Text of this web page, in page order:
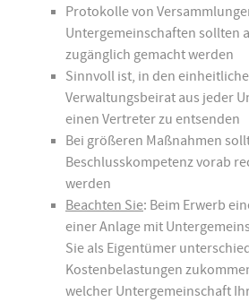
Protokolle von
Untergemeinschaften sollten
zugänglich gemacht werden
Sinnvoll ist, in den
Verwaltungsbeirat aus jeder
einen Vertreter zu entsenden
Bei größeren Maßnahmen
Beschlusskompetenz vorab
werden
Beachten Sie: Beim Erwerb
einer Anlage mit
Sie als Eigentümer
Kostenbelastungen
welcher Untergemeinschaft